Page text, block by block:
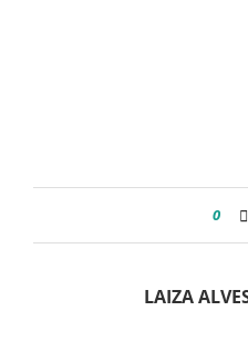
0
LAIZA